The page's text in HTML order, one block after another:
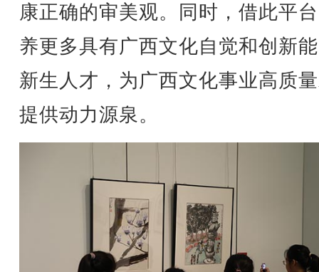
康正确的审美观。同时，借此平
养更多具有广西文化自觉和创新
新生人才，为广西文化事业高质
提供动力源泉。